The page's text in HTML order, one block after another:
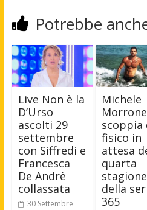
Potrebbe
Live Non è la
D’Urso
ascolti 29
settembre
con Siffredi e
Francesca
De Andrè
collassata
30 Settembre
Michele
Morrone
scoppia
fisico in
attesa
quarta
stagione
della
365